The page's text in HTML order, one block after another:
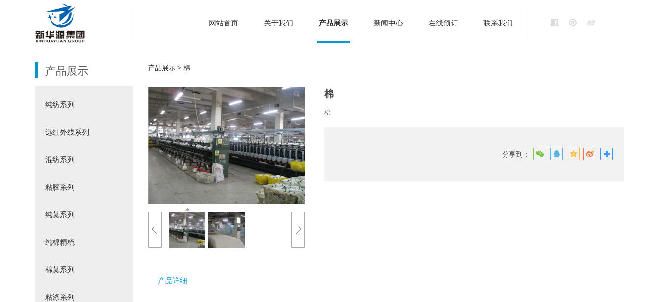
网站首页 关于我们 产品展示 新闻中心 在线预订 联系我们
产品展示
纯纺系列
远红外线系列
混纺系列
粘胶系列
纯莫系列
纯棉精梳
棉莫系列
粘涤系列
棉
产品展示 > 棉
棉
棉
分享到：
产品详细